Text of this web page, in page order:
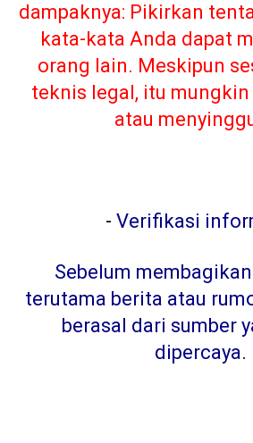
dampaknya: Pikirkan
kata-kata Anda dapat
orang lain. Meskipun
teknis legal, itu
atau
- Verifikasi
Sebelum
terutama berita atau
berasal dari sumber
dipercaya.